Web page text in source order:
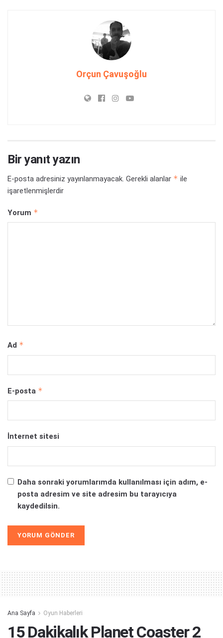
Orçun Çavuşoğlu
Bir yanıt yazın
E-posta adresiniz yayınlanmayacak. Gerekli alanlar * ile
işaretlenmişlerdir
Yorum *
Ad *
E-posta *
İnternet sitesi
Daha sonraki yorumlarımda kullanılması için adım, e-
posta adresim ve site adresim bu tarayıcıya
kaydedilsin.
Ana Sayfa Oyun Haberleri
15 Dakikalık Planet Coaster 2